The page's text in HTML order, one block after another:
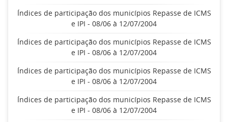
Índices de participação dos municípios Repasse de ICMS
e IPI - 08/06 à 12/07/2004
Índices de participação dos municípios Repasse de ICMS
e IPI - 08/06 à 12/07/2004
Índices de participação dos municípios Repasse de ICMS
e IPI - 08/06 à 12/07/2004
Índices de participação dos municípios Repasse de ICMS
e IPI - 08/06 à 12/07/2004